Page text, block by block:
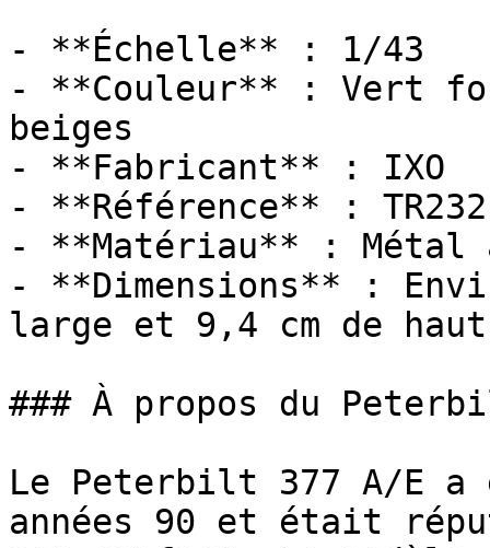
- **Échelle** : 1/43
- **Couleur** : Vert
beiges
- **Fabricant** : IXO
- **Référence** :
- **Matériau** : Métal
- **Dimensions** :
large et 9,4 cm de haut
### À propos du
Le Peterbilt 377 A/E
années 90 et était